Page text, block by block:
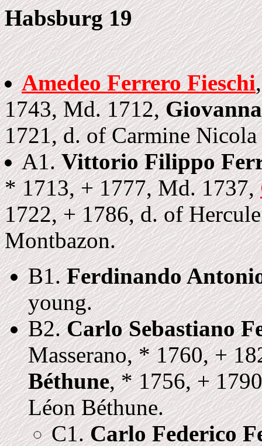
Habsburg 19
Amedeo Ferrero Fieschi
1743, Md. 1712,
1721, d. of Carmine
A1.Vittorio Filippo
* 1713, + 1777, Md. 1737,
1722, + 1786, d. of
Montbazon.
B1.Ferdinando
young.
B2.Carlo Sebastiano
Masserano, * 1760, +
Béthune, * 1756, +
Léon Béthune.
C1.Carlo Federico